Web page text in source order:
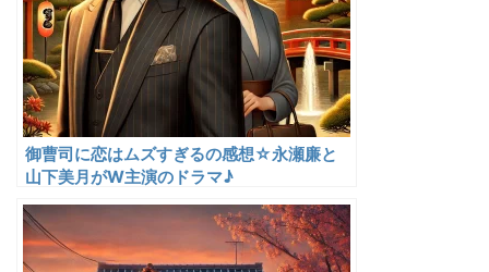
御曹司に恋はムズすぎるの感想☆永瀬廉と
山下美月がW主演のドラマ♪